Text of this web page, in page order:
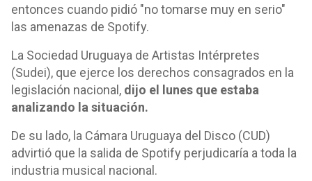
entonces cuando pidió "no tomarse muy en serio"
las amenazas de Spotify.
La Sociedad Uruguaya de Artistas Intérpretes
(Sudei), que ejerce los derechos consagrados en la
legislación nacional, dijo el lunes que estaba
analizando la situación.
De su lado, la Cámara Uruguaya del Disco (CUD)
advirtió que la salida de Spotify perjudicaría a toda la
industria musical nacional.